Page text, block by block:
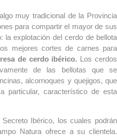
muy tradicional de la Provincia
para compartir el mayor de sus
la explotación del cerdo de bellota
mejores cortes de carnes para
de cerdo ibérico. Los cerdos
de las bellotas que se
alcornoques y quejigos, que
particular, característico de esta
Ibérico, los cuales podrán
Natura ofrece a su clientela.